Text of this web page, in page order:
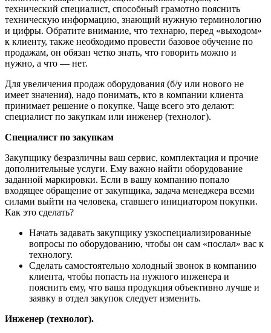
технический специалист, способный грамотно пояснить
техническую информацию, знающий нужную терминологию
и цифры. Обратите внимание, что технарю, перед «выходом»
к клиенту, также необходимо провести базовое обучение по
продажам, он обязан четко знать, что говорить можно и
нужно, а что — нет.
Для увеличения продаж оборудования (б/у или нового не
имеет значения), надо понимать, кто в компании клиента
принимает решение о покупке. Чаще всего это делают:
специалист по закупкам или инженер (технолог).
Специалист по закупкам
Закупщику безразличны ваш сервис, комплектация и прочие
дополнительные услуги. Ему важно найти оборудование
заданной маркировки. Если в вашу компанию попало
входящее обращение от закупщика, задача менеджера всеми
силами выйти на человека, ставшего инициатором покупки.
Как это сделать?
Начать задавать закупщику узкоспециализированные
вопросы по оборудованию, чтобы он сам «послал» вас к
технологу.
Сделать самостоятельно холодный звонок в компанию
клиента, чтобы попасть на нужного инженера и
пояснить ему, что ваша продукция объективно лучше и
заявку в отдел закупок следует изменить.
Инженер (технолог).